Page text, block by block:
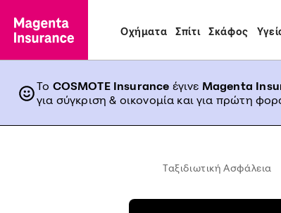
Οχήματα Σπίτι Σκάφος
Το COSMOTE Insurance έγινε Magenta
για σύγκριση & οικονομία και για πρώτη
Ταξιδιωτική Ασφάλεια